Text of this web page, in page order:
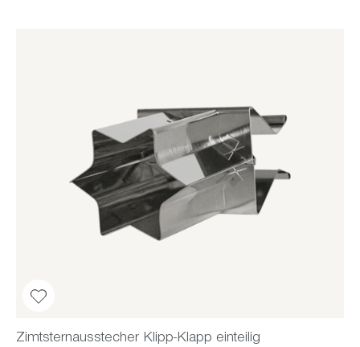
Zimtsternausstecher Klipp-Klapp einteilig